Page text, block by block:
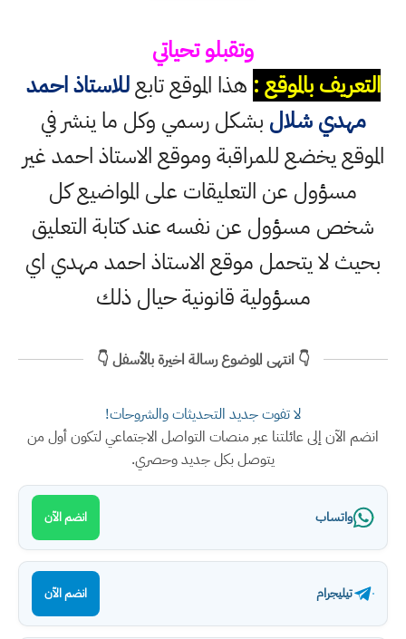
وتقبلو تحياتي
التعريف بالموقع : هذا الموقع تابعللاستاذ احمد
مهدي شلال بشكل رسمي وكل ما ينشر في
الموقع يخضع للمراقبة وموقع الاستاذ احمد غير
مسؤول عن التعليقات على المواضيع كل
شخص مسؤول عن نفسه عند كتابة التعليق
بحيث لا يتحمل موقع الاستاذ احمد مهدي اي
مسؤولية قانونية حيال ذلك
👇 انتهى الموضوع رسالة اخيرة بالأسفل 👇
لا تفوت جديد التحديثات والشروحات!
انضم الآن إلى عائلتنا عبر منصات التواصل الاجتماعي لتكون أول من
يتوصل بكل جديد وحصري.
واتساب انضم الآن
تيليجرام انضم الآن